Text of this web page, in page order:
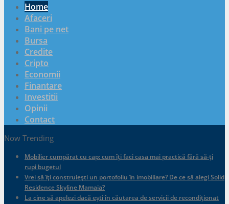
Home
Afaceri
Bani pe net
Bursa
Credite
Cripto
Economii
Finantare
Investitii
Opinii
Contact
Now Trending
Mobilier cumpărat cu cap: cum îți faci casa mai practică fără să-ți
rupi bugetul
Vrei să îți construiești un portofoliu în imobiliare? De ce să alegi Solid
Residence Skyline Mamaia?
La cine să apelezi dacă ești în căutarea de servicii de recondiționat